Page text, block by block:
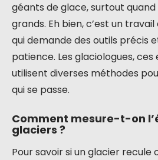
géants de glace, surtout quand
grands. Eh bien, c’est un
qui demande des outils précis
patience. Les glaciologues,
utilisent diverses méthodes
qui se passe.
Comment mesure-t-on
glaciers ?
Pour savoir si un glacier recule